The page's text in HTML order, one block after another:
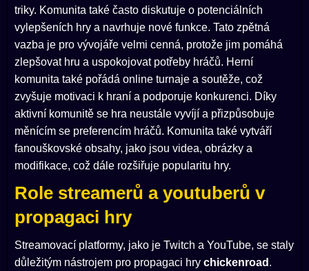
triky. Komunita také často diskutuje o potenciálních
vylepšeních hry a navrhuje nové funkce. Tato zpětná
vazba je pro vývojáře velmi cenná, protože jim pomáhá
zlepšovat hru a uspokojovat potřeby hráčů. Herní
komunita také pořádá online turnaje a soutěže, což
zvyšuje motivaci k hraní a podporuje konkurenci. Díky
aktivní komunitě se hra neustále vyvíjí a přizpůsobuje
měnícím se preferencím hráčů. Komunita také vytváří
fanouškovské obsahy, jako jsou videa, obrázky a
modifikace, což dále rozšiřuje popularitu hry.
Role streamerů a youtuberů v
propagaci hry
Streamovací platformy, jako je Twitch a YouTube, se staly
důležitým nástrojem pro propagaci hry chickenroad .